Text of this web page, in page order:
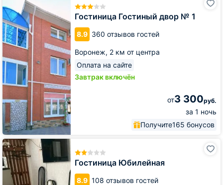
Гостиница Гостиный двор № 1
8.9 360 отзывов гостей
Воронеж, 2 км от центра
Оплата на сайте
Завтрак включён
от3 300руб.
за 1 ночь
Получите165 бонусов
Гостиный
двор
№
1
Гостиница Юбилейная
8.9 108 отзывов гостей
Гостиница
Юбилейная